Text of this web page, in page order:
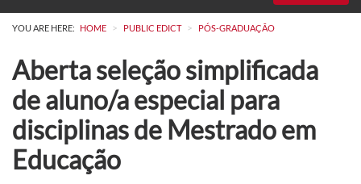
YOU ARE HERE: HOME > PUBLIC EDICT > PÓS-GRADUAÇÃO
Aberta seleção simplificada
de aluno/a especial para
disciplinas de Mestrado em
Educação